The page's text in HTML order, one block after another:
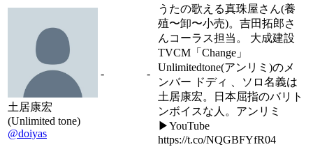
土居康宏
(Unlimited tone)
@doiyas
- -
うたの歌える真珠屋さん(養
殖〜卸〜小売)。吉田拓郎さ
んコーラス担当。 大成建設
TVCM「Change」
Unlimitedtone(アンリミ)のメ
ンバー ドディ 、ソロ名義は
土居康宏。日本屈指のバリト
ンボイスな人。アンリミ
▶︎YouTube
https://t.co/NQGBFYfR04